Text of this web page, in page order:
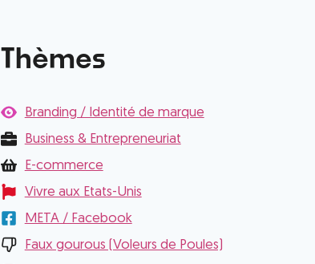
Thèmes
Branding / Identité de marque
Business & Entrepreneuriat
E-commerce
Vivre aux Etats-Unis
META / Facebook
Faux gourous (Voleurs de Poules)